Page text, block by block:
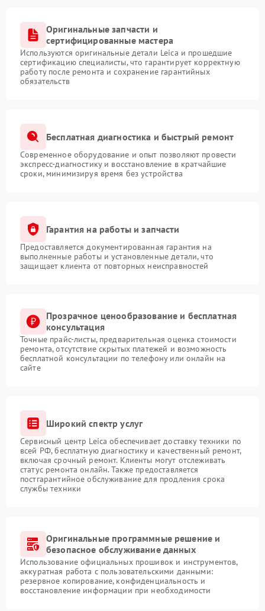
Оригинальные запчасти и
сертифицированные мастера
Используются оригинальные детали Leica и прошедшие
сертификацию специалисты, что гарантирует корректную
работу после ремонта и сохранение гарантийных
обязательств
Бесплатная диагностика и быстрый ремонт
Современное оборудование и опыт позволяют провести
экспресс-диагностику и восстановление в кратчайшие
сроки, минимизируя время без устройства
Гарантия на работы и запчасти
Предоставляется документированная гарантия на
выполненные работы и установленные детали, что
защищает клиента от повторных неисправностей
Прозрачное ценообразование и бесплатная
консультация
Точные прайс-листы, предварительная оценка стоимости
ремонта, отсутствие скрытых платежей и возможность
бесплатной консультации по телефону или онлайн на
сайте
Широкий спектр услуг
Сервисный центр Leica обеспечивает доставку техники по
всей РФ, бесплатную диагностику и качественный ремонт,
включая срочный ремонт. Клиенты могут отслеживать
статус ремонта онлайн. Также предоставляется
постгарантийное обслуживание для продления срока
службы техники
Оригинальные программные решение и
безопасное обслуживание данных
Использование официальных прошивок и инструментов,
аккуратная работа с пользовательскими данными:
резервное копирование, конфиденциальность и
восстановление информации при необходимости